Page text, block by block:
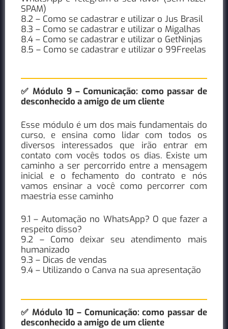
SPAM)
8.2 – Como se cadastrar e utilizar o Jus Brasil
8.3 – Como se cadastrar e utilizar o Migalhas
8.4 – Como se cadastrar e utilizar o GetNinjas
8.5 – Como se cadastrar e utilizar o 99Freelas
✅ Módulo 9 – Comunicação: como passar de
desconhecido a amigo de um cliente
Esse módulo é um dos mais fundamentais do
curso, e ensina como lidar com todos os
diversos interessados que irão entrar em
contato com vocês todos os dias. Existe um
caminho a ser percorrido entre a mensagem
inicial e o fechamento do contrato e nós
vamos ensinar a você como percorrer com
maestria esse caminho
9.1 – Automação no WhatsApp? O que fazer a
respeito disso?
9.2 – Como deixar seu atendimento mais
humanizado
9.3 – Dicas de vendas
9.4 – Utilizando o Canva na sua apresentação
✅ Módulo 10 – Comunicação: como passar de
desconhecido a amigo de um cliente